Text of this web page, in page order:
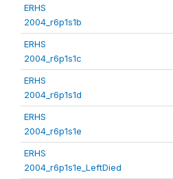
ERHS
2004_r6p1s1b
ERHS
2004_r6p1s1c
ERHS
2004_r6p1s1d
ERHS
2004_r6p1s1e
ERHS
2004_r6p1s1e_LeftDied